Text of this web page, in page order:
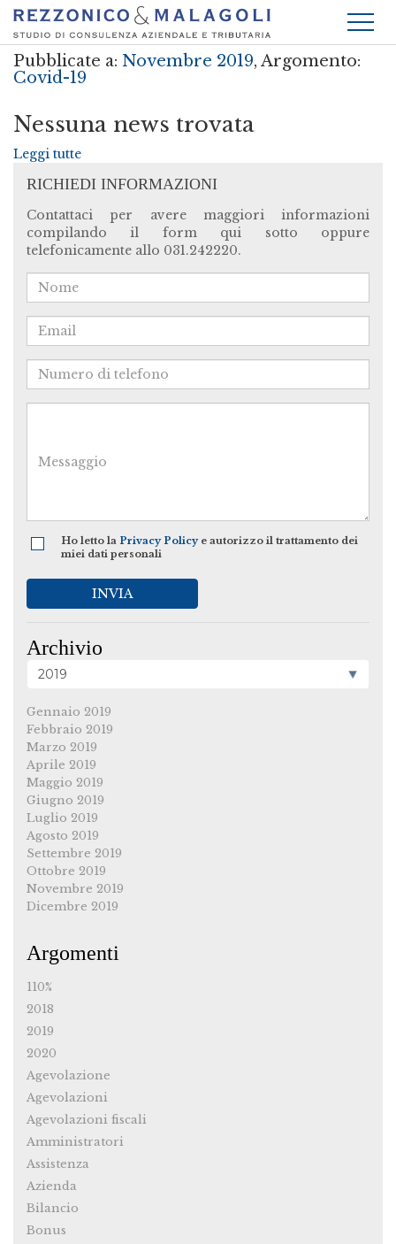
Pubblicate a: Novembre 2019, Argomento:
Covid-19
Nessuna news trovata
Leggi tutte
RICHIEDI INFORMAZIONI
Contattaci per avere maggiori informazioni
compilando il form qui sotto oppure
telefonicamente allo 031.242220.
Ho letto la Privacy Policye autorizzo il trattamento dei
miei dati personali
INVIA
Archivio
Gennaio 2019
Febbraio 2019
Marzo 2019
Aprile 2019
Maggio 2019
Giugno 2019
Luglio 2019
Agosto 2019
Settembre 2019
Ottobre 2019
Novembre 2019
Dicembre 2019
Argomenti
110%
2018
2019
2020
Agevolazione
Agevolazioni
Agevolazioni fiscali
Amministratori
Assistenza
Azienda
Bilancio
Bonus